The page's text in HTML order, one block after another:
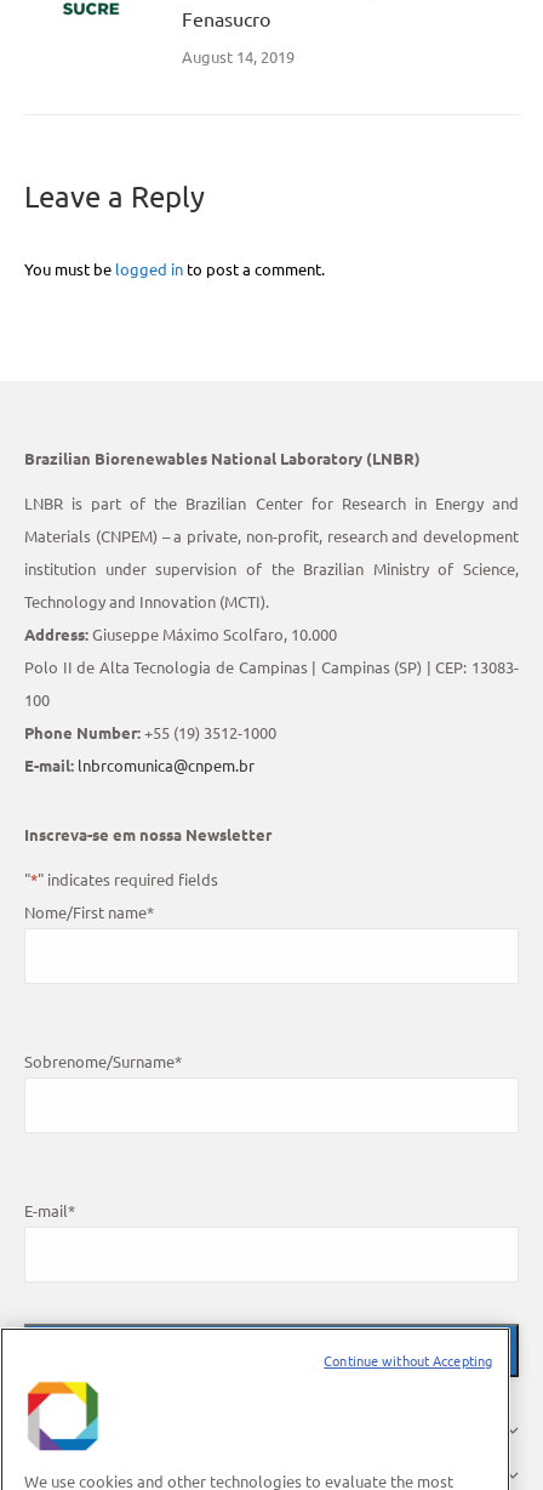
Fenasucro
August 14, 2019
Leave a Reply
You must be logged in to post a comment.
Brazilian Biorenewables National Laboratory (LNBR)
LNBR is part of the Brazilian Center for Research in Energy and
Materials (CNPEM) – a private, non-profit, research and development
institution under supervision of the Brazilian Ministry of Science,
Technology and Innovation (MCTI).
Address:Giuseppe Máximo Scolfaro, 10.000
Polo II de Alta Tecnologia de Campinas | Campinas (SP) | CEP: 13083-
100
Phone Number:+55 (19) 3512-1000
E-mail: lnbrcomunica@cnpem.br
Inscreva-se em nossa Newsletter
"*" indicates required fields
Nome/First name*
Sobrenome/Surname*
E-mail*
About Us
Research
We use cookies and other technologies to evaluate the most
Continue without Accepting